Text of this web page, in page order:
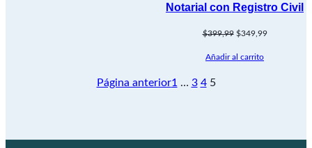
Notarial con Registro Civil
$399,99 El
original
$349,99El
Añadir al carrito
Página anterior1 … 3 4 5